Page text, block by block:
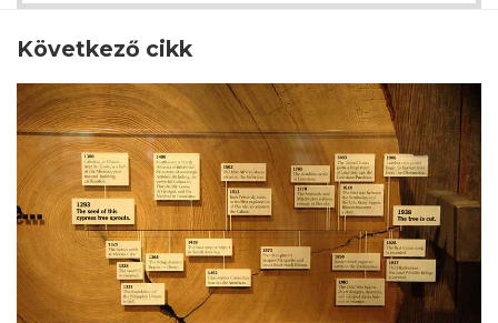
Következő cikk